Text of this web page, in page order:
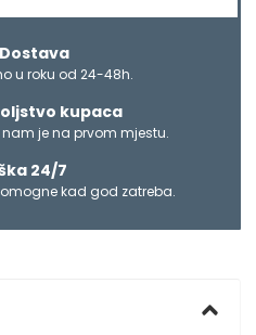
u roku od 24-48h.
kupaca
je na prvom mjestu.
24/7
kad god zatreba.